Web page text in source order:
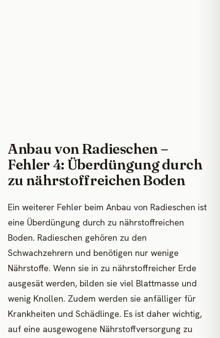
Anbau von Radieschen –
Fehler 4: Überdüngung durch
zu nährstoffreichen Boden
Ein weiterer Fehler beim Anbau von Radieschen ist
eine Überdüngung durch zu nährstoffreichen
Boden. Radieschen gehören zu den
Schwachzehrern und benötigen nur wenige
Nährstoffe. Wenn sie in zu nährstoffreicher Erde
ausgesät werden, bilden sie viel Blattmasse und
wenig Knollen. Zudem werden sie anfälliger für
Krankheiten und Schädlinge. Es ist daher wichtig,
auf eine ausgewogene Nährstoffversorgung zu